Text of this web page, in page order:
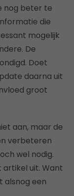
nog beter te
die
mogelijk
De
Doet
daarna uit
groot
aan, maar de
verbeteren
wel nodig.
artikel uit. Want
alsnog een